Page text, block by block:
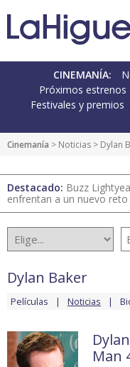
CINEMANÍA:
Próximos estrenos
Festivales y premios
Cinemanía > Noticias > Dylan
Destacado: Buzz
enfrentan a un nuevo
Dylan Baker
Películas Noticias
Man